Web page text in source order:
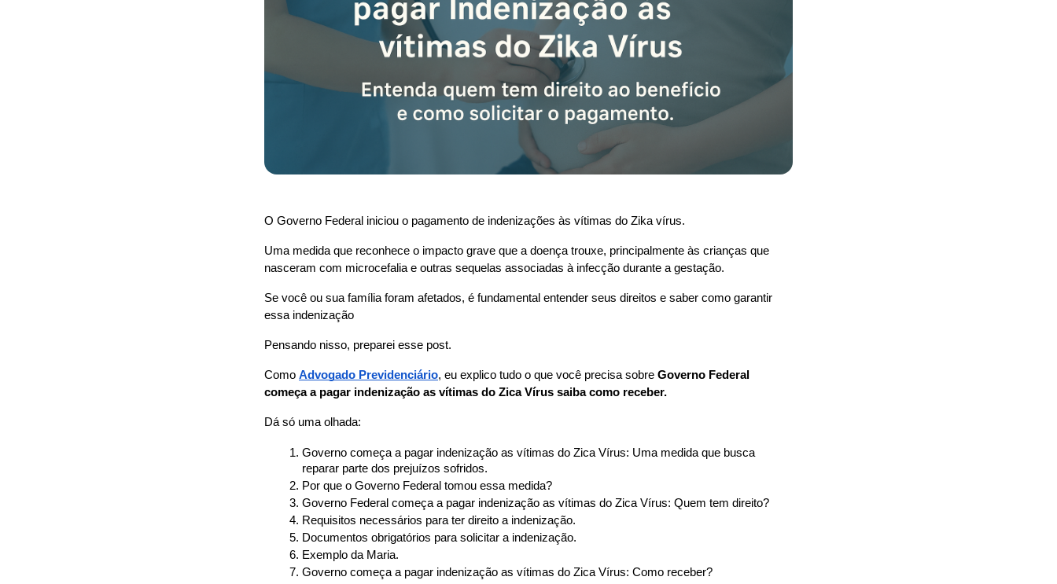
O Governo Federal iniciou o pagamento de indenizações às vítimas do Zika vírus.
Uma medida que reconhece o impacto grave que a doença trouxe, principalmente às crianças que
nasceram com microcefalia e outras sequelas associadas à infecção durante a gestação.
Se você ou sua família foram afetados, é fundamental entender seus direitos e saber como garantir
essa indenização
Pensando nisso, preparei esse post.
Como Advogado Previdenciário, eu explico tudo o que você precisa sobre Governo Federal
começa a pagar indenização as vítimas do Zica Vírus saiba como receber.
Dá só uma olhada:
Governo começa a pagar indenização as vítimas do Zica Vírus: Uma medida que busca
reparar parte dos prejuízos sofridos.
Por que o Governo Federal tomou essa medida?
Governo Federal começa a pagar indenização as vítimas do Zica Vírus: Quem tem direito?
Requisitos necessários para ter direito a indenização.
Documentos obrigatórios para solicitar a indenização.
Exemplo da Maria.
Governo começa a pagar indenização as vítimas do Zica Vírus: Como receber?